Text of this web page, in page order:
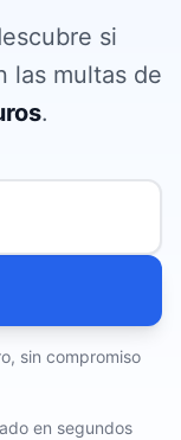
si
las multas de
.
sin compromiso
en segundos